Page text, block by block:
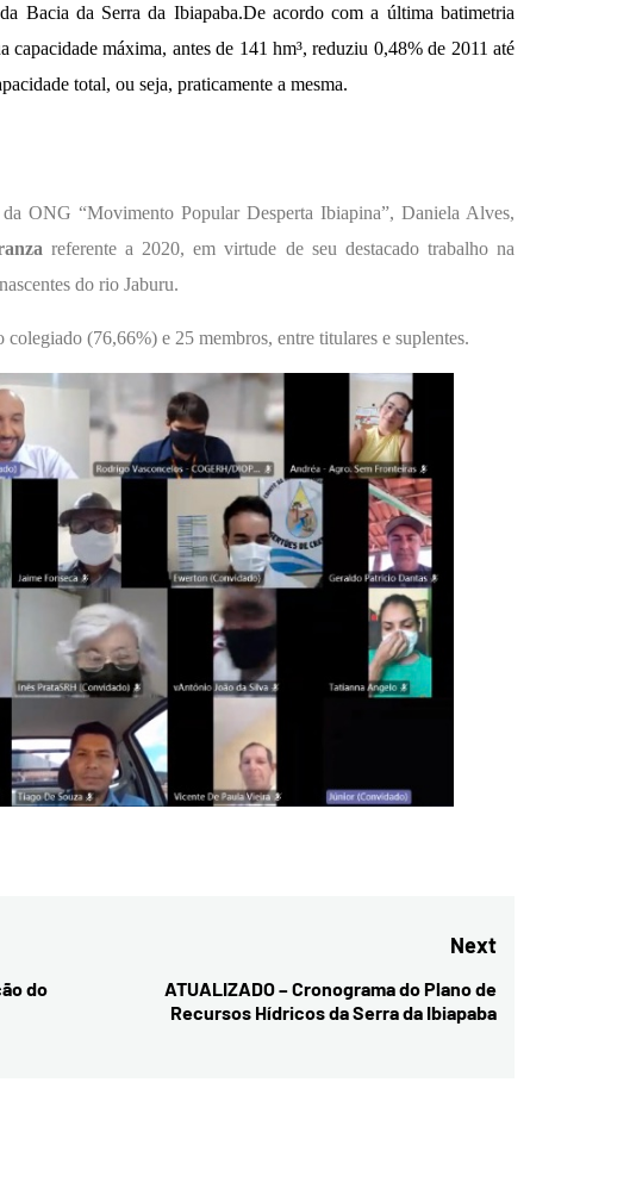
Bacia da Serra da Ibiapaba.De acordo com a última batimetria
capacidade máxima, antes de 141 hm³, reduziu 0,48% de 2011 até
total, ou seja, praticamente a mesma.
ONG “Movimento Popular Desperta Ibiapina”, Daniela Alves,
referente a 2020, em virtude de seu destacado trabalho na
do rio Jaburu.
(76,66%) e 25 membros, entre titulares e suplentes.
do
Next
Next
post:
ATUALIZADO – Cronograma do Plano de
Recursos Hídricos da Serra da Ibiapaba